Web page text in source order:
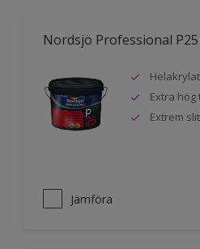
Nordsjö Professional P25
Helakrylat
Extra
Extrem
Jämföra